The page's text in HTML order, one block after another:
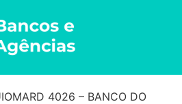
4026 – BANCO DO